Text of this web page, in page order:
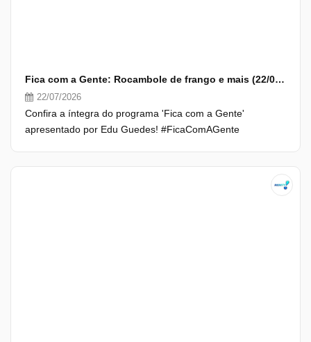
Fica com a Gente: Rocambole de frango e mais (22/07/26) | Completo
22/07/2026
Confira a íntegra do programa 'Fica com a Gente'
apresentado por Edu Guedes! #FicaComAGente